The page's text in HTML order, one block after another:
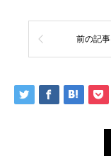
前の記事